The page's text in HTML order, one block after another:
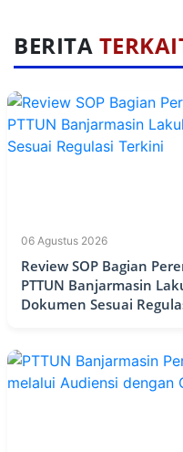
BERITA
06 Agustus 2026
Review SOP Bagian
PTTUN Banjarmasin
Dokumen Sesuai